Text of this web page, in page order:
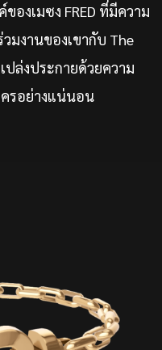
องเมซง FRED ที่มีความ
มงานของเขากับ The
ปล่งประกายด้วยความ
รอย่างแน่นอน